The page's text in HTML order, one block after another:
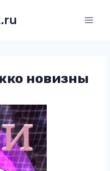
новизны